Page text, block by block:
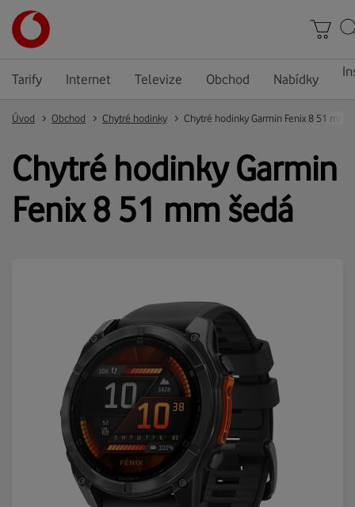
Tarify Internet Televize Obchod Nabídky
Úvod Obchod Chytré hodinky Chytré hodinky Garmin Fenix 8 51 mm
Chytré hodinky Garmin
Fenix 8 51 mm šedá